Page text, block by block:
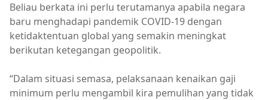
Beliau berkata ini perlu terutamanya apabila negara
baru menghadapi pandemik COVID-19 dengan
ketidaktentuan global yang semakin meningkat
berikutan ketegangan geopolitik.
“Dalam situasi semasa, pelaksanaan kenaikan gaji
minimum perlu mengambil kira pemulihan yang tidak